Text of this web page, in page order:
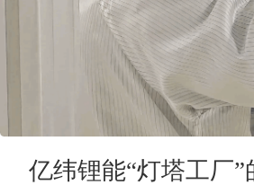
亿纬锂能“灯塔工厂